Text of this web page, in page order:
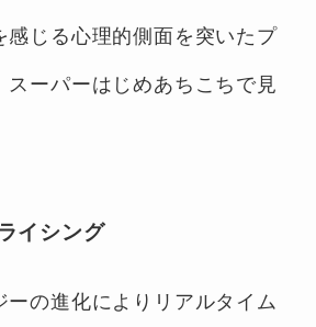
感じる心理的側面を突いたプ
スーパーはじめあちこちで見
イシング
ーの進化によりリアルタイム